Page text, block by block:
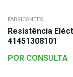
FABRICANTES
Resistência
41451308101
POR CONSULTA